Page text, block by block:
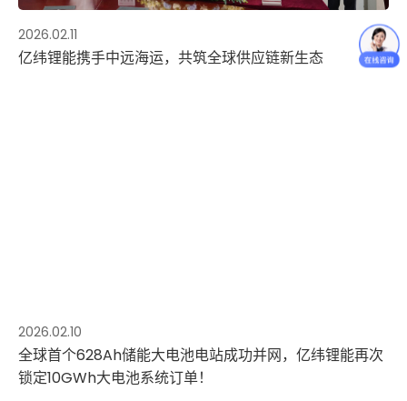
2026.02.11
亿纬锂能携手中远海运，共筑全球供应链新生态
2026.02.10
全球首个628Ah储能大电池电站成功并网，亿纬锂能再次
锁定10GWh大电池系统订单！